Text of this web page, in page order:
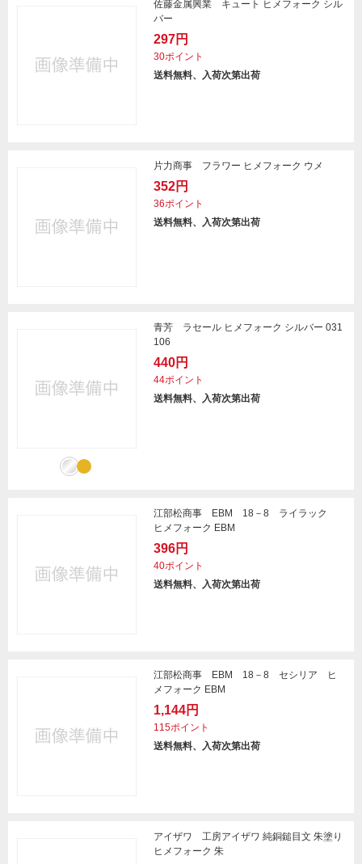
佐藤金属興業 キュート ヒメフォーク シル
バー
297円
30ポイント
送料無料、入荷次第出荷
片力商事 フラワー ヒメフォーク ウメ
352円
36ポイント
送料無料、入荷次第出荷
青芳 ラセール ヒメフォーク シルバー 031
106
440円
44ポイント
送料無料、入荷次第出荷
江部松商事 EBM 18－8 ライラック
ヒメフォーク EBM
396円
40ポイント
送料無料、入荷次第出荷
江部松商事 EBM 18－8 セシリア ヒ
メフォーク EBM
1,144円
115ポイント
送料無料、入荷次第出荷
アイザワ 工房アイザワ 純銅鎚目文 朱塗り
ヒメフォーク 朱